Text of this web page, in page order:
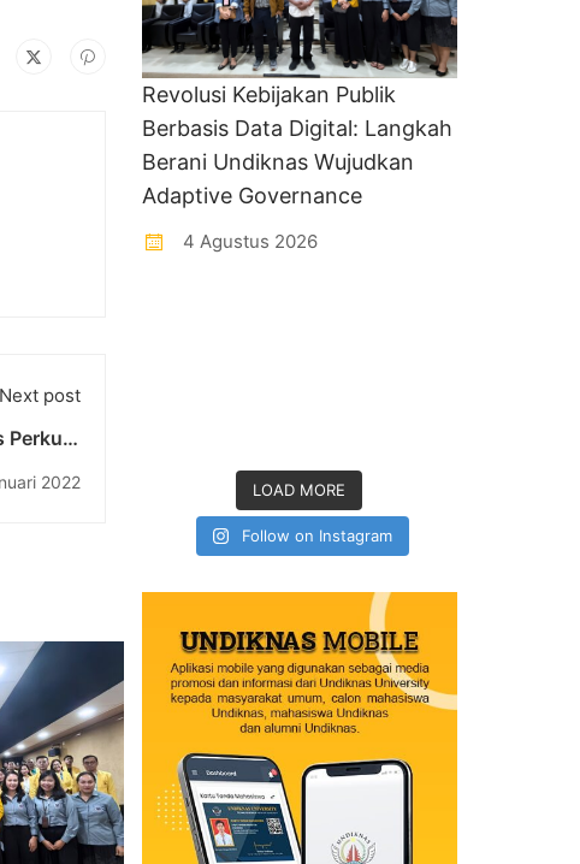
Next post
Perkuat
2022
Revolusi Kebijakan Publik
Berbasis Data Digital: Langkah
Berani Undiknas Wujudkan
Adaptive Governance
4 Agustus 2026
LOAD MORE
Follow on Instagram